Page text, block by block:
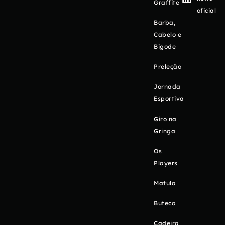
Graffite
Barba,
Cabelo e
Bigode
Preleção
Jornada
Esportiva
Giro na
Gringa
Os
Players
Matula
Buteco
Cadeira
oficial